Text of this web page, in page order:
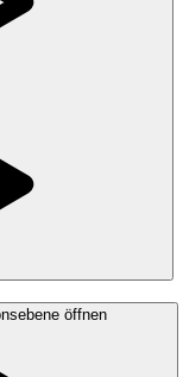
öffnen